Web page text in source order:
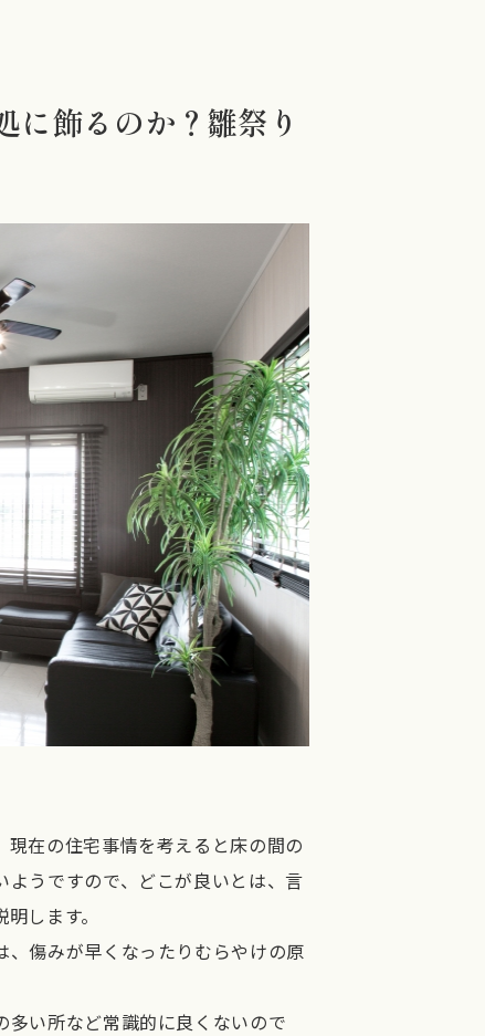
に飾るのか？雛祭り
在の住宅事情を考えると床の間の
うですので、どこが良いとは、言
します。
傷みが早くなったりむらやけの原
多い所など常識的に良くないので